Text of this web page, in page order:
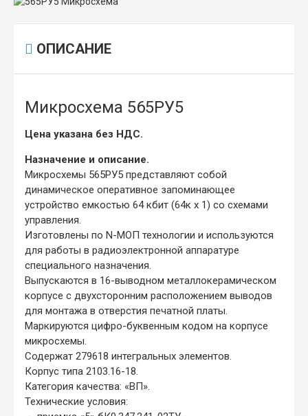
ОПИСАНИЕ
Микросхема 565РУ5
Цена указана без НДС.
Назначение и описание.
Микросхемы 565РУ5 представляют собой
динамическое оперативное запоминающее
устройство емкостью 64 кбит (64к х 1) со схемами
управления.
Изготовлены по N-МОП технологии и используются
для работы в радиоэлектронной аппаратуре
специального назначения.
Выпускаются в 16-выводном металлокерамическом
корпусе с двухсторонним расположением выводов
для монтажа в отверстия печатной платы.
Маркируются цифро-буквенным кодом на корпусе
микросхемы.
Содержат 279618 интегральных элементов.
Корпус типа 2103.16-18.
Категория качества: «ВП».
Технические условия: